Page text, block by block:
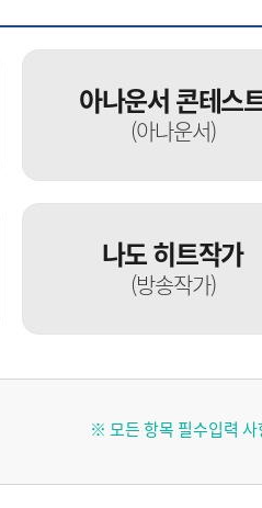
아나운서 콘테스
(아나운서)
나도 히트작가
(방송작가)
※ 모든 항목 필수입력